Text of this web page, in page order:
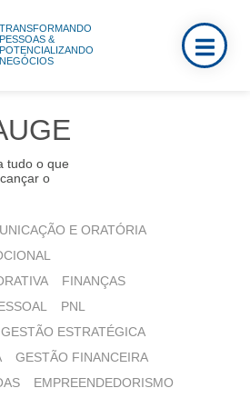
TRANSFORMANDO
PESSOAS &
POTENCIALIZANDO
NEGÓCIOS
tudo o que
o
E ORATÓRIA
FINANÇAS
PNL
GESTÃO ESTRATÉGICA
GESTÃO FINANCEIRA
EMPREENDEDORISMO